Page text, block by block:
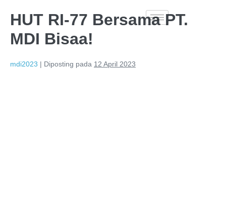
HUT RI-77 Bersama PT.
MDI Bisaa!
mdi2023 | Diposting pada 12 April 2023